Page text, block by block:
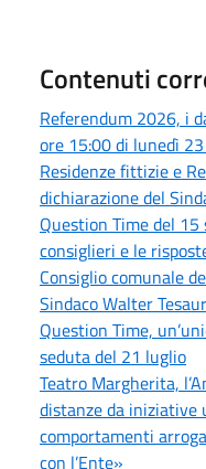
Contenuti
Referendum 2026, i
ore 15:00 di lunedì
Residenze fittizie e
dichiarazione del
Question Time del
consiglieri e le
Consiglio comunale
Sindaco Walter
Question Time,
seduta del 21 luglio
Teatro Margherita,
distanze da
comportamenti
con l’Ente»